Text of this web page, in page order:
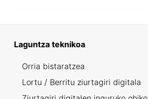
Laguntza teknikoa
Orria bistaratzea
Lortu / Berritu ziurtagiri digitala